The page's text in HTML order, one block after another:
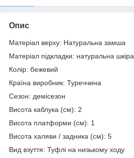
Опис
Матеріал верху: Натуральна замша
Матеріал підкладки: натуральна шкіра
Колір: бежевий
Країна виробник: Туреччина
Сезон: демісезон
Висота каблука (см): 2
Висота платформи (см): 1
Висота халяви / задника (см): 5
Вид взуття: Туфлі на низькому ходу